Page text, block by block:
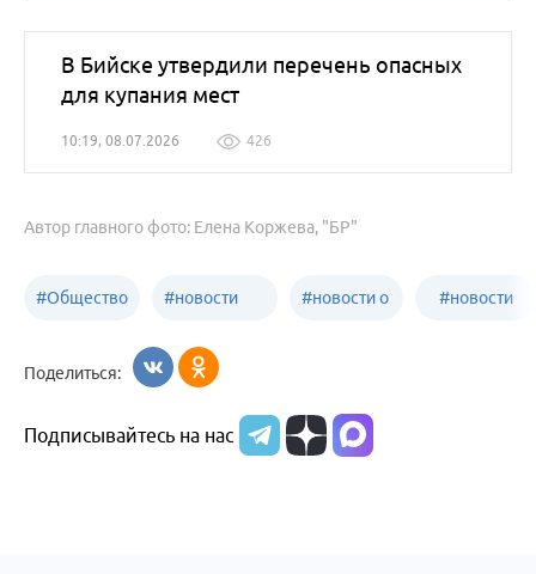
В Бийске утвердили перечень опасных
для купания мест
10:19, 08.07.2026 426
Автор главного фото: Елена Коржева, "БР"
#Общество #новости
образования
#новости о
Алтайского
#новости
Поделиться:
Подписывайтесь на нас